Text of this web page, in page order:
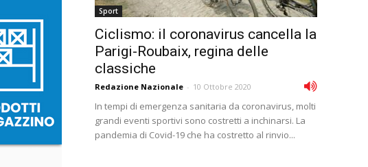
Sport
Ciclismo: il coronavirus cancella la
Parigi-Roubaix, regina delle
classiche
Redazione Nazionale - 10 Ottobre 2020
In tempi di emergenza sanitaria da coronavirus, molti
grandi eventi sportivi sono costretti a inchinarsi. La
pandemia di Covid-19 che ha costretto al rinvio...